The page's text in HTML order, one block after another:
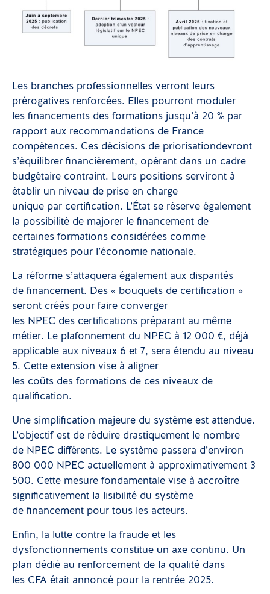
Les branches professionnelles verront leurs
prérogatives renforcées. Elles pourront moduler
les financements des formations jusqu’à 20 % par
rapport aux recommandations de France
compétences. Ces décisions de priorisationdevront
s’équilibrer financièrement, opérant dans un cadre
budgétaire contraint. Leurs positions serviront à
établir un niveau de prise en charge
unique par certification. L’État se réserve également
la possibilité de majorer le financement de
certaines formations considérées comme
stratégiques pour l’économie nationale.
La réforme s’attaquera également aux disparités
de financement. Des « bouquets de certification »
seront créés pour faire converger
les NPEC des certifications préparant au même
métier. Le plafonnement du NPEC à 12 000 €, déjà
applicable aux niveaux 6 et 7, sera étendu au niveau
5. Cette extension vise à aligner
les coûts des formations de ces niveaux de
qualification.
Une simplification majeure du système est attendue.
L’objectif est de réduire drastiquement le nombre
de NPEC différents. Le système passera d’environ
800 000 NPEC actuellement à approximativement 3
500. Cette mesure fondamentale vise à accroître
significativement la lisibilité du système
de financement pour tous les acteurs.
Enfin, la lutte contre la fraude et les
dysfonctionnements constitue un axe continu. Un
plan dédié au renforcement de la qualité dans
les CFA était annoncé pour la rentrée 2025.